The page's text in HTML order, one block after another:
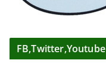
FB,Twitter,Youtube